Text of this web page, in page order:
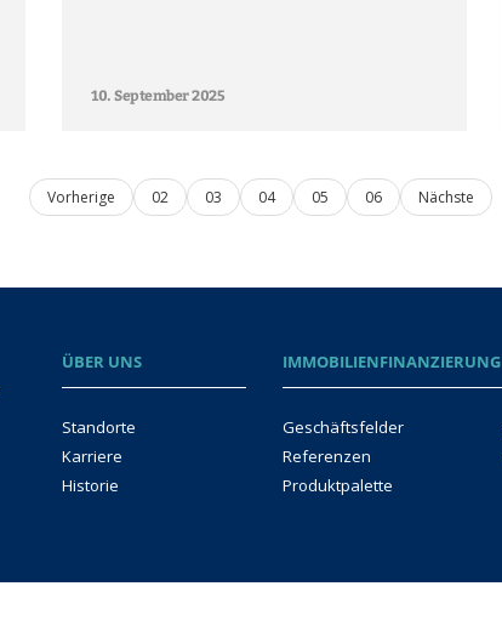
10. September 2025
Vorherige 02 03 04 05 06 Nächste
ÜBER UNS
Standorte
Karriere
Historie
IMMOBILIENFINANZIERUNG
Geschäftsfelder
Referenzen
Produktpalette